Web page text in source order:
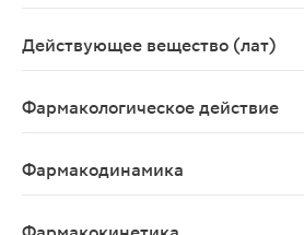
Действующее вещество (лат)
Фармакологическое действие
Фармакодинамика